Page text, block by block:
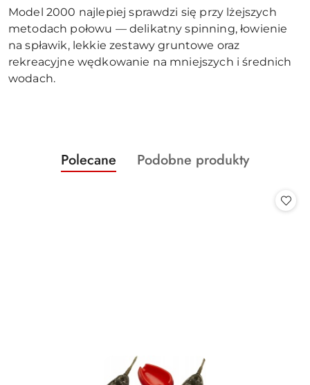
Model 2000 najlepiej sprawdzi się przy lżejszych
metodach połowu — delikatny spinning, łowienie
na spławik, lekkie zestawy gruntowe oraz
rekreacyjne wędkowanie na mniejszych i średnich
wodach.
Pomiń karuzelę produktów
Produkty
o
Polecane
Produkty
Podobne produkty